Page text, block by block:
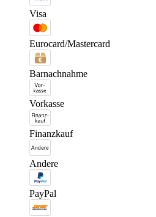
Visa
Eurocard/Mastercard
Barnachnahme
Vorkasse
Finanzkauf
Andere
PayPal